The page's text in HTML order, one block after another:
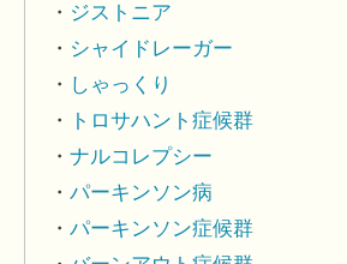
ジストニア
シャイドレーガー
しゃっくり
トロサハント症候群
ナルコレプシー
パーキンソン病
パーキンソン症候群